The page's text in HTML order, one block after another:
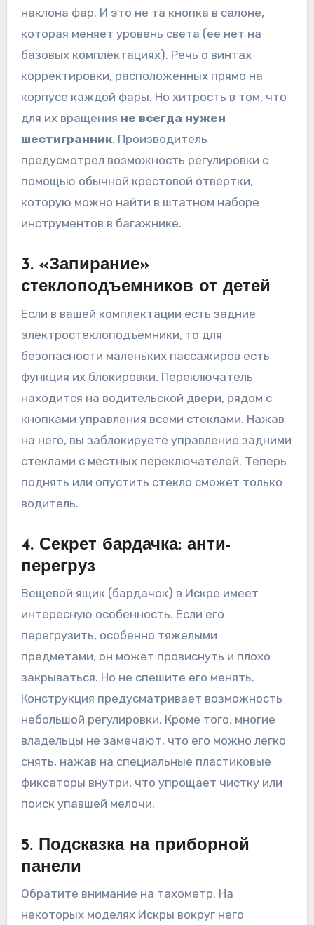
наклона фар. И это не та кнопка в салоне,
которая меняет уровень света (ее нет на
базовых комплектациях). Речь о винтах
корректировки, расположенных прямо на
корпусе каждой фары. Но хитрость в том, что
для их вращения не всегда нужен
шестигранник. Производитель
предусмотрел возможность регулировки с
помощью обычной крестовой отвертки,
которую можно найти в штатном наборе
инструментов в багажнике.
3. «Запирание»
стеклоподъемников от детей
Если в вашей комплектации есть задние
электростеклоподъемники, то для
безопасности маленьких пассажиров есть
функция их блокировки. Переключатель
находится на водительской двери, рядом с
кнопками управления всеми стеклами. Нажав
на него, вы заблокируете управление задними
стеклами с местных переключателей. Теперь
поднять или опустить стекло сможет только
водитель.
4. Секрет бардачка: анти-
перегруз
Вещевой ящик (бардачок) в Искре имеет
интересную особенность. Если его
перегрузить, особенно тяжелыми
предметами, он может провиснуть и плохо
закрываться. Но не спешите его менять.
Конструкция предусматривает возможность
небольшой регулировки. Кроме того, многие
владельцы не замечают, что его можно легко
снять, нажав на специальные пластиковые
фиксаторы внутри, что упрощает чистку или
поиск упавшей мелочи.
5. Подсказка на приборной
панели
Обратите внимание на тахометр. На
некоторых моделях Искры вокруг него